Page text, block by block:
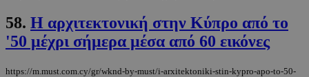
58. Η αρχιτεκτονική στην Κύπρο από το
'50 μέχρι σήμερα μέσα από 60 εικόνες
https://m.must.com.cy/gr/wknd-by-must/i-arxitektoniki-stin-kypro-apo-to-50-
m.must.com.cy